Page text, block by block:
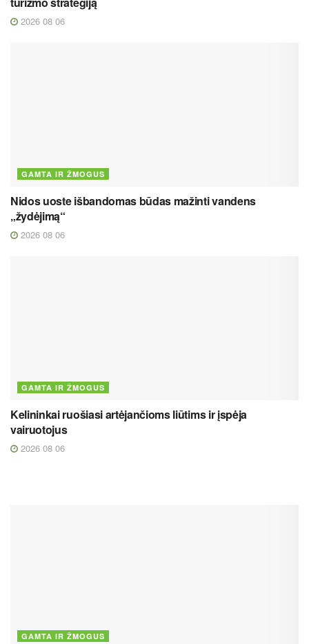
2026 08 06
GAMTA IR ŽMOGUS
Nidos uoste išbandomas būdas mažinti vandens
„žydėjimą“
2026 08 06
GAMTA IR ŽMOGUS
Kelininkai ruošiasi artėjančioms liūtims ir įspėja
vairuotojus
2026 08 06
GAMTA IR ŽMOGUS